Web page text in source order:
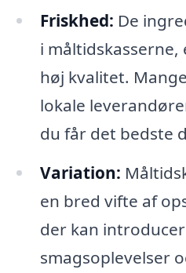
Friskhed: De
i
høj kvalitet.
lokale
du får det bedste
Variation:
en bred vifte af
der kan
smagsoplevelser